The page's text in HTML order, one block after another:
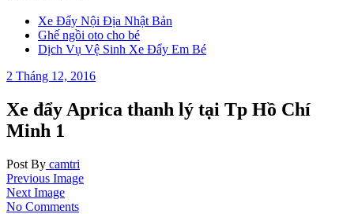
Xe Đẩy Nội Địa Nhật Bản
Ghế ngồi oto cho bé
Dịch Vụ Vệ Sinh Xe Đẩy Em Bé
2 Tháng 12, 2016
Xe đẩy Aprica thanh lý tại Tp Hồ Chí
Minh 1
Post By camtri
Previous Image
Next Image
No Comments